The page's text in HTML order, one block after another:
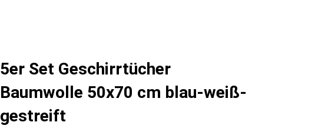
5er Set Geschirrtücher
Baumwolle 50x70 cm blau-weiß-
gestreift